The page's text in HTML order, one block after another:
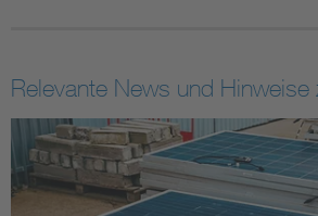
Relevante News und Hinweise